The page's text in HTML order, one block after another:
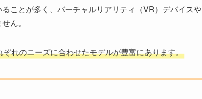
ことが多く、バーチャルリアリティ（VR）デバイスや
ん。
れのニーズに合わせたモデルが豊富にあります。